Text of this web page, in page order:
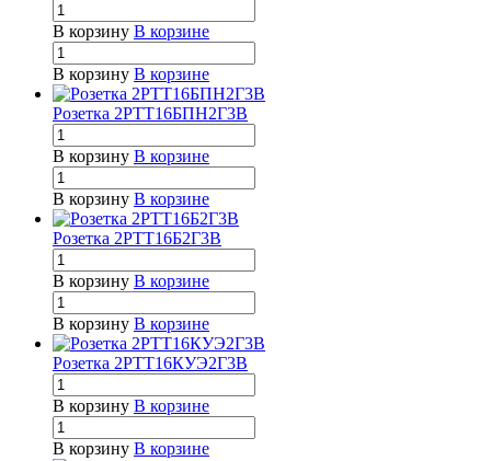
В корзину В корзине
В корзину В корзине
Розетка 2РТТ16БПН2Г3В
В корзину В корзине
В корзину В корзине
Розетка 2РТТ16Б2Г3В
В корзину В корзине
В корзину В корзине
Розетка 2РТТ16КУЭ2Г3В
В корзину В корзине
В корзину В корзине